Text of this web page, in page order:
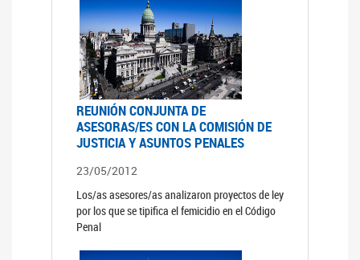
REUNIÓN CONJUNTA DE
ASESORAS/ES CON LA COMISIÓN DE
JUSTICIA Y ASUNTOS PENALES
23/05/2012
Los/as asesores/as analizaron proyectos de ley
por los que se tipifica el femicidio en el Código
Penal